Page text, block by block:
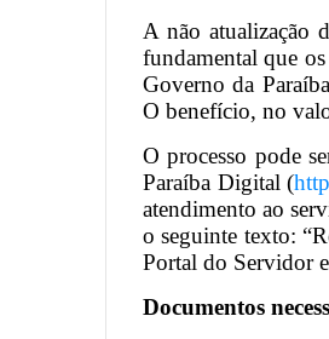
A não atualização
fundamental que
Governo da
O benefício, no
O processo pode
Paraíba Digital (
atendimento ao
o seguinte texto:
Portal do Servidor
Documentos